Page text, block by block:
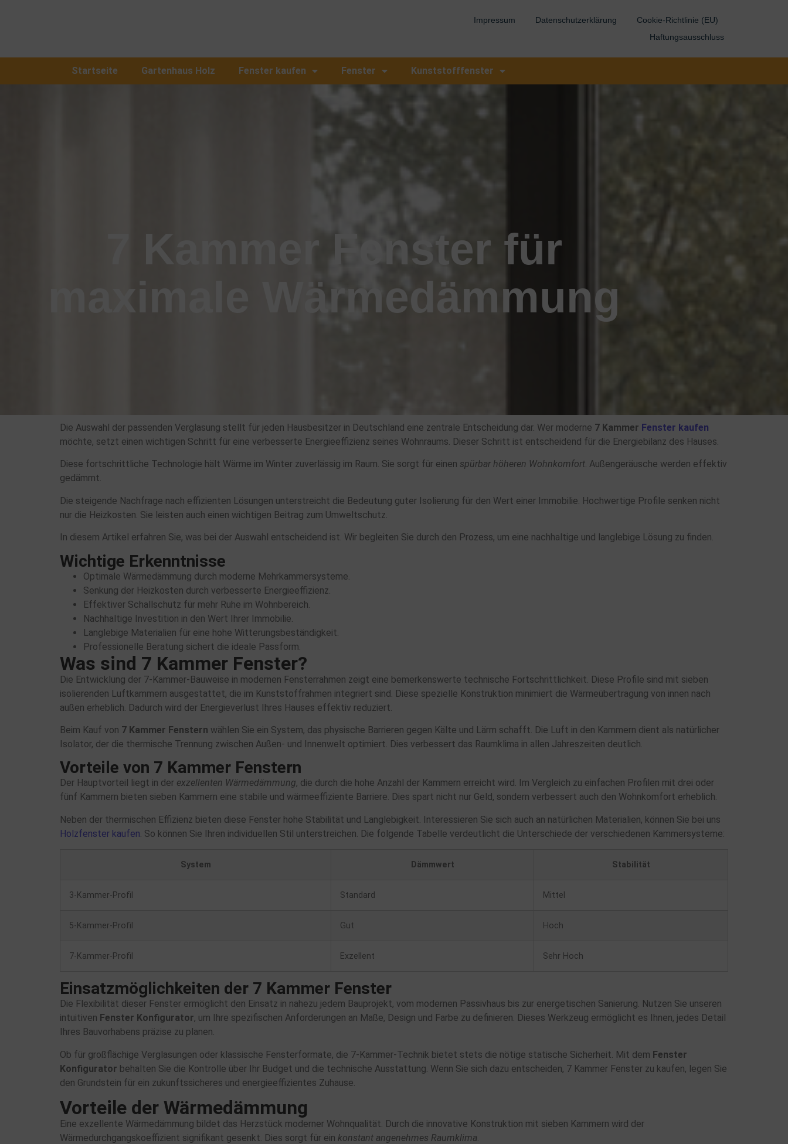
Impressum Datenschutzerklärung
Cookie-Richtlinie (EU)
Haftungsausschluss
Startseite Gartenhaus Holz Fenster kaufen Fenster Kunststofffenster
7 Kammer Fenster für
maximale Wärmedämmung
Die Auswahl der passenden Verglasung stellt für jeden Hausbesitzer in Deutschland eine zentrale Entscheidung dar. Wer moderne 7 Kammer Fenster kaufen
möchte, setzt einen wichtigen Schritt für eine verbesserte Energieeffizienz seines Wohnraums. Dieser Schritt ist entscheidend für die Energiebilanz des Hauses.
Diese fortschrittliche Technologie hält Wärme im Winter zuverlässig im Raum. Sie sorgt für einen spürbar höheren Wohnkomfort. Außengeräusche werden effektiv
gedämmt.
Die steigende Nachfrage nach effizienten Lösungen unterstreicht die Bedeutung guter Isolierung für den Wert einer Immobilie. Hochwertige Profile senken nicht
nur die Heizkosten. Sie leisten auch einen wichtigen Beitrag zum Umweltschutz.
In diesem Artikel erfahren Sie, was bei der Auswahl entscheidend ist. Wir begleiten Sie durch den Prozess, um eine nachhaltige und langlebige Lösung zu finden.
Wichtige Erkenntnisse
Optimale Wärmedämmung durch moderne Mehrkammersysteme.
Senkung der Heizkosten durch verbesserte Energieeffizienz.
Effektiver Schallschutz für mehr Ruhe im Wohnbereich.
Nachhaltige Investition in den Wert Ihrer Immobilie.
Langlebige Materialien für eine hohe Witterungsbeständigkeit.
Professionelle Beratung sichert die ideale Passform.
Was sind 7 Kammer Fenster?
Die Entwicklung der 7-Kammer-Bauweise in modernen Fensterrahmen zeigt eine bemerkenswerte technische Fortschrittlichkeit. Diese Profile sind mit sieben
isolierenden Luftkammern ausgestattet, die im Kunststoffrahmen integriert sind. Diese spezielle Konstruktion minimiert die Wärmeübertragung von innen nach
außen erheblich. Dadurch wird der Energieverlust Ihres Hauses effektiv reduziert.
Beim Kauf von 7 Kammer Fenstern wählen Sie ein System, das physische Barrieren gegen Kälte und Lärm schafft. Die Luft in den Kammern dient als natürlicher
Isolator, der die thermische Trennung zwischen Außen- und Innenwelt optimiert. Dies verbessert das Raumklima in allen Jahreszeiten deutlich.
Vorteile von 7 Kammer Fenstern
Der Hauptvorteil liegt in der exzellenten Wärmedämmung, die durch die hohe Anzahl der Kammern erreicht wird. Im Vergleich zu einfachen Profilen mit drei oder
fünf Kammern bieten sieben Kammern eine stabile und wärmeeffiziente Barriere. Dies spart nicht nur Geld, sondern verbessert auch den Wohnkomfort erheblich.
Neben der thermischen Effizienz bieten diese Fenster hohe Stabilität und Langlebigkeit. Interessieren Sie sich auch an natürlichen Materialien, können Sie bei uns
Holzfenster kaufen . So können Sie Ihren individuellen Stil unterstreichen. Die folgende Tabelle verdeutlicht die Unterschiede der verschiedenen Kammersysteme:
System Dämmwert Stabilität
3-Kammer-Profil Standard Mittel
5-Kammer-Profil Gut Hoch
7-Kammer-Profil Exzellent Sehr Hoch
Einsatzmöglichkeiten der 7 Kammer Fenster
Die Flexibilität dieser Fenster ermöglicht den Einsatz in nahezu jedem Bauprojekt, vom modernen Passivhaus bis zur energetischen Sanierung. Nutzen Sie unseren
intuitiven Fenster Konfigurator, um Ihre spezifischen Anforderungen an Maße, Design und Farbe zu definieren. Dieses Werkzeug ermöglicht es Ihnen, jedes Detail
Ihres Bauvorhabens präzise zu planen.
Ob für großflächige Verglasungen oder klassische Fensterformate, die 7-Kammer-Technik bietet stets die nötige statische Sicherheit. Mit dem Fenster
Konfigurator behalten Sie die Kontrolle über Ihr Budget und die technische Ausstattung. Wenn Sie sich dazu entscheiden, 7 Kammer Fenster zu kaufen, legen Sie
den Grundstein für ein zukunftssicheres und energieeffizientes Zuhause.
Vorteile der Wärmedämmung
Eine exzellente Wärmedämmung bildet das Herzstück moderner Wohnqualität. Durch die innovative Konstruktion mit sieben Kammern wird der
Wärmedurchgangskoeffizient signifikant gesenkt. Dies sorgt für ein konstant angenehmes Raumklima.